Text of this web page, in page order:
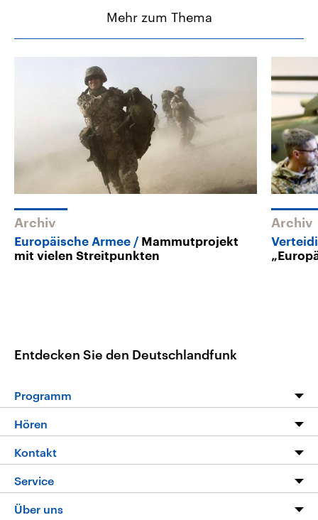
Mehr zum Thema
Archiv
Europäische Armee
Mammutprojekt
mit vielen Streitpunkten
Archiv
Entdecken Sie den Deutschlandfunk
Programm
Programm
Die Nachrichten
Nachrichtenleicht
Neue Beiträge auf dlf.de
Hören
Livestream
Podcasts
Deutschlandfunk App
Kontakt
Hörerservice
Service
FAQ
Über uns